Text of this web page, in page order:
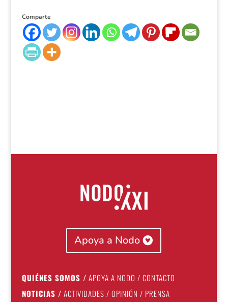
Comparte
Apoya a Nodo
QUIÉNES SOMOS / APOYA A NODO / CONTACTO
NOTICIAS / ACTIVIDADES / OPINIÓN / PRENSA